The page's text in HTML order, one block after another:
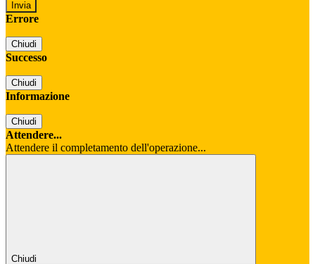
Errore
Chiudi
Successo
Chiudi
Informazione
Chiudi
Attendere...
Attendere il completamento dell'operazione...
Chiudi